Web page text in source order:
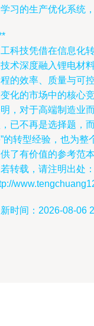
习的生产优化系统
科技凭借在信息化
术深度融入锂电材
的效率、质量与可
化的市场中的核心
，对于高端制造业
已不再是选择题，
的转型经验，也为
了有价值的参考范本
转载，请注明出处：
时间：2026-08-06